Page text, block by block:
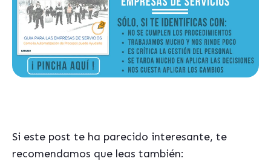
Si este post te ha parecido interesante, te
recomendamos que leas también: